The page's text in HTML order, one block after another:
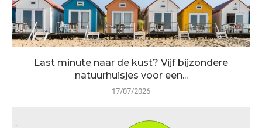
Last minute naar de kust? Vijf bijzondere
natuurhuisjes voor een...
17/07/2026